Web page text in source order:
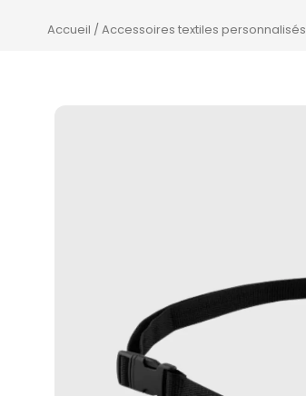
Accueil /Accessoires textiles personnalisés